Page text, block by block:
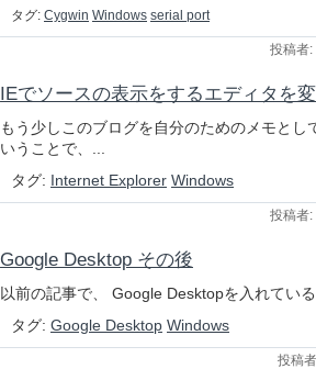
タグ: Cygwin Windows serial port
投稿者
IEでソースの表示をするエディタを
もう少しこのブログを自分のためのメモとし
いうことで、...
タグ: Internet Explorer Windows
投稿者
Google Desktop その後
以前の記事で、 Google Desktopを入れてい
タグ: Google Desktop Windows
投稿